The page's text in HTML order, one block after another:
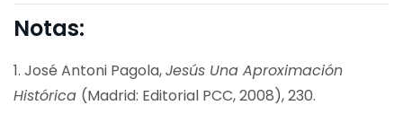
Notas:
1. José Antoni Pagola,Jesús Una Aproximación
Histórica (Madrid: Editorial PCC, 2008), 230.